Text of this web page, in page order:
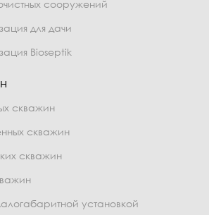
сооружений
для дачи
Bioseptik
скважин
скважин
скважин
установкой